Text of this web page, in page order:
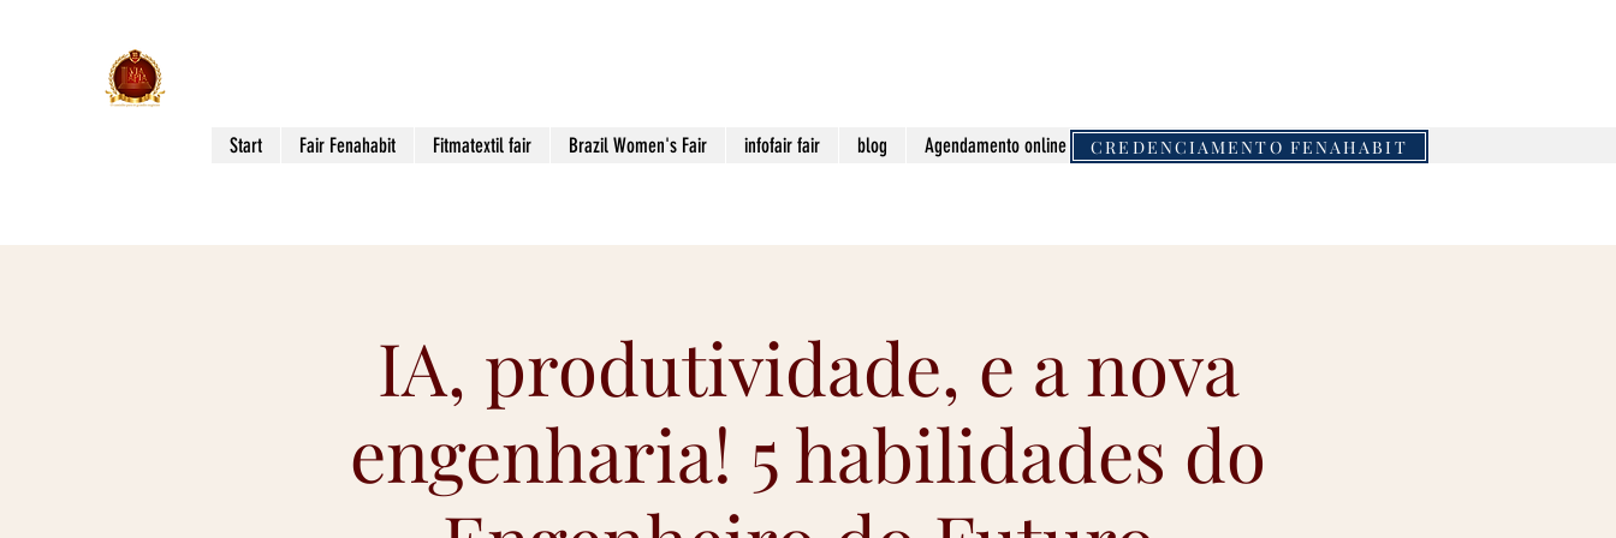
Start Fair Fenahabit Fitmatextil fair Brazil Women's Fair infofair fair blog Agendamento online CREDENCIAMENTO FENAHABIT
IA, produtividade, e a nova
engenharia! 5 habilidades do